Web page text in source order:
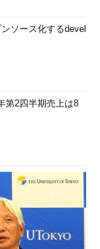
けであり、それ
定を行うことはで
たくといっていい
ことであるが、
ソース化するdevel
第2四半期売上は8